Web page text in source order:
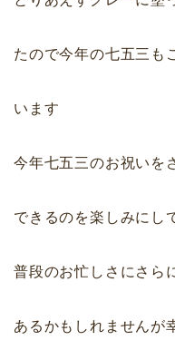
たので今年の七五三も
います
今年七五三のお祝いを
できるのを楽しみにし
普段のお忙しさにさら
あるかもしれませんが